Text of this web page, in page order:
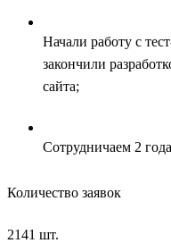
Начали работу с
закончили
сайта;
Сотрудничаем 2
Количество заявок
2141 шт.